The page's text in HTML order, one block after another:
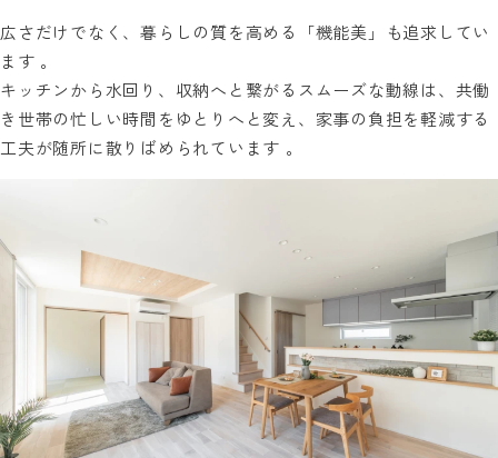
広さだけでなく、暮らしの質を高める「機能美」も追求してい
ます 。
キッチンから水回り、収納へと繋がるスムーズな動線は、共働
き世帯の忙しい時間をゆとりへと変え、家事の負担を軽減する
工夫が随所に散りばめられています 。